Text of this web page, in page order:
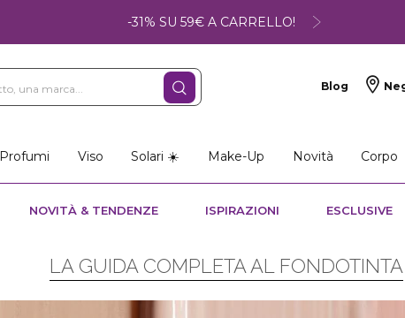
-31% SU 59€ A CARRELLO!
Blog
Profumi Viso Solari ☀️ Make-Up Novità Corpo
NOVITÀ & TENDENZE ISPIRAZIONI ESCLUSIVE
LA GUIDA COMPLETA AL FONDOTINTA